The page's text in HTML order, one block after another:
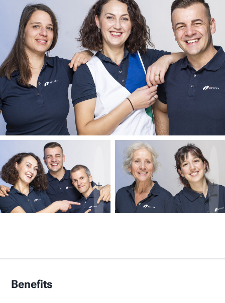
Benefits